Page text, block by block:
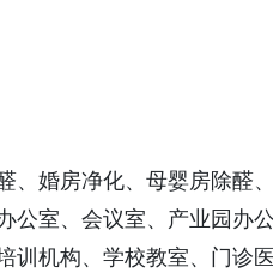
、婚房净化、母婴房除醛
公室、会议室、产业园办
训机构、学校教室、门诊